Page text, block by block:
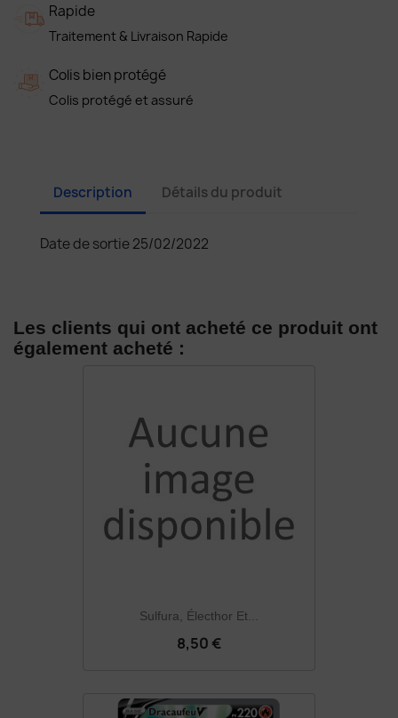
Rapide
Traitement & Livraison Rapide
Colis bien protégé
Colis protégé et assuré
Description Détails du produit
Date de sortie 25/02/2022
Les clients qui ont acheté ce produit ont
également acheté :
Sulfura, Électhor Et...
8,50 €